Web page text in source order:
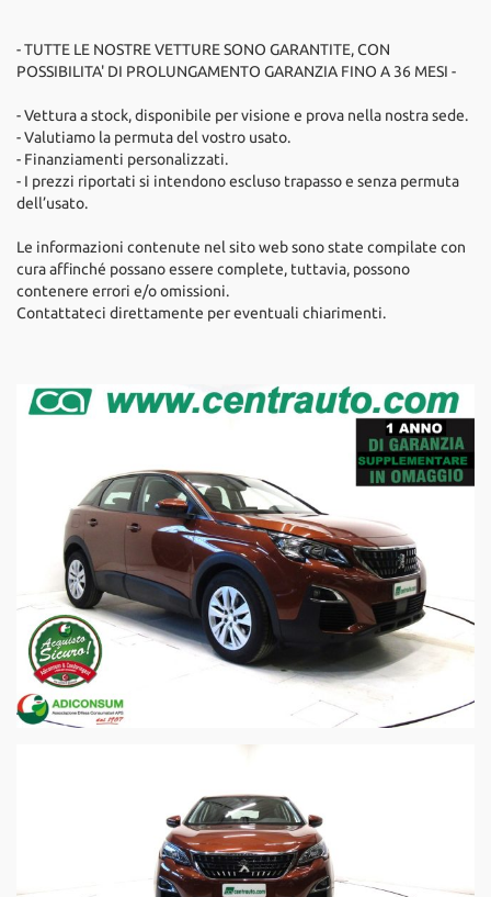
- TUTTE LE NOSTRE VETTURE SONO GARANTITE, CON
POSSIBILITA' DI PROLUNGAMENTO GARANZIA FINO A 36 MESI -
- Vettura a stock, disponibile per visione e prova nella nostra sede.
- Valutiamo la permuta del vostro usato.
- Finanziamenti personalizzati.
- I prezzi riportati si intendono escluso trapasso e senza permuta
dell’usato.
Le informazioni contenute nel sito web sono state compilate con
cura affinché possano essere complete, tuttavia, possono
contenere errori e/o omissioni.
Contattateci direttamente per eventuali chiarimenti.